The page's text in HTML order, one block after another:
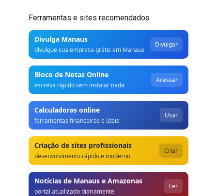
Ferramentas e sites recomendados
Divulga Manaus
divulgue sua empresa grátis em Manaus
Divulgar
Bloco de Notas Online
escreva rápido sem instalar nada
Acessar
Calculadoras online
ferramentas financeiras e úteis
Usar
Criação de sites profissionais
desenvolvimento rápido e moderno
Criar
Notícias de Manaus e Amazonas
portal atualizado diariamente
Ler